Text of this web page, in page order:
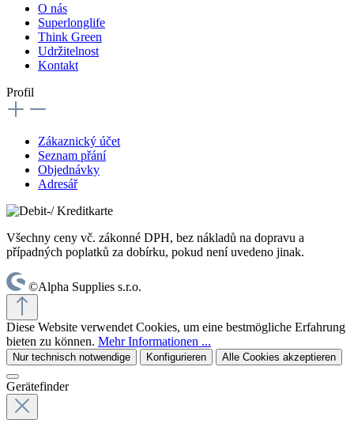
O nás
Superlonglife
Think Green
Udržitelnost
Kontakt
Profil
Zákaznický účet
Seznam přání
Objednávky
Adresář
Všechny ceny vč. zákonné DPH, bez nákladů na dopravu a
případných poplatků za dobírku, pokud není uvedeno jinak.
©Alpha Supplies s.r.o.
Diese Website verwendet Cookies, um eine bestmögliche Erfahrung
bieten zu können. Mehr Informationen ...
Nur technisch notwendige Konfigurieren Alle Cookies akzeptieren
Gerätefinder